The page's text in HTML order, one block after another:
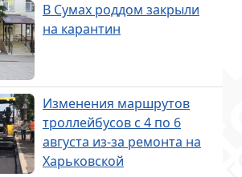
В Сумах роддом закрыли
на карантин
Изменения маршрутов
троллейбусов с 4 по 6
августа из-за ремонта на
Харьковской